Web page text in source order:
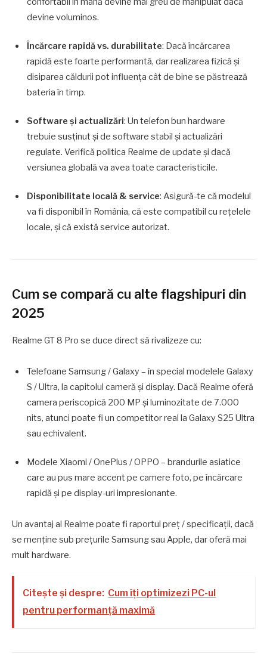
devine voluminos.
Încărcare rapidă vs. durabilitate: Dacă încărcarea
rapidă este foarte performantă, dar realizarea fizică și
disiparea căldurii pot influenţa cât de bine se păstrează
bateria în timp.
Software și actualizări: Un telefon bun hardware
trebuie susținut și de software stabil și actualizări
regulate. Verifică politica Realme de update şi dacă
versiunea globală va avea toate caracteristicile.
Disponibilitate locală & service: Asigură-te că modelul
va fi disponibil în România, că este compatibil cu rețelele
locale, și că există service autorizat.
Cum se compară cu alte flagshipuri din
2025
Realme GT 8 Pro se duce direct să rivalizeze cu:
Telefoane Samsung / Galaxy – în special modelele Galaxy
S / Ultra, la capitolul cameră şi display. Dacă Realme oferă
camera periscopică 200 MP şi luminozitate de 7.000
nits, atunci poate fi un competitor real la Galaxy S25 Ultra
sau echivalent.
Modele Xiaomi / OnePlus / OPPO – brandurile asiatice
care au pus mare accent pe camere foto, pe încărcare
rapidă şi pe display-uri impresionante.
Un avantaj al Realme poate fi raportul preţ / specificaţii, dacă
se menţine sub preţurile Samsung sau Apple, dar oferă mai
mult hardware.
Citește și despre: Cum îți optimizezi PC-ul
pentru performanță maximă